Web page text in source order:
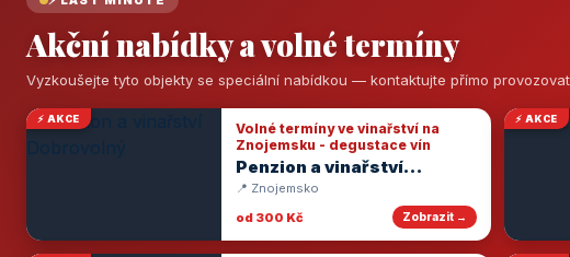
Akční nabídky a volné termíny
Vyzkoušejte tyto objekty se speciální nabídkou — kontaktujte přímo
⚡ AKCE
Volné termíny ve vinařství na
Znojemsku - degustace vín
Penzion a vinařství
Dobrovolný
📍 Znojemsko
od 300 Kč
Zobrazit →
⚡ AKCE